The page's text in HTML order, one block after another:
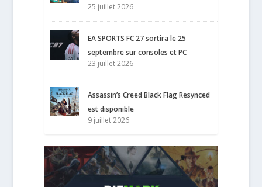
25 juillet 2026
EA SPORTS FC 27 sortira le 25
septembre sur consoles et PC
23 juillet 2026
Assassin’s Creed Black Flag Resynced
est disponible
9 juillet 2026